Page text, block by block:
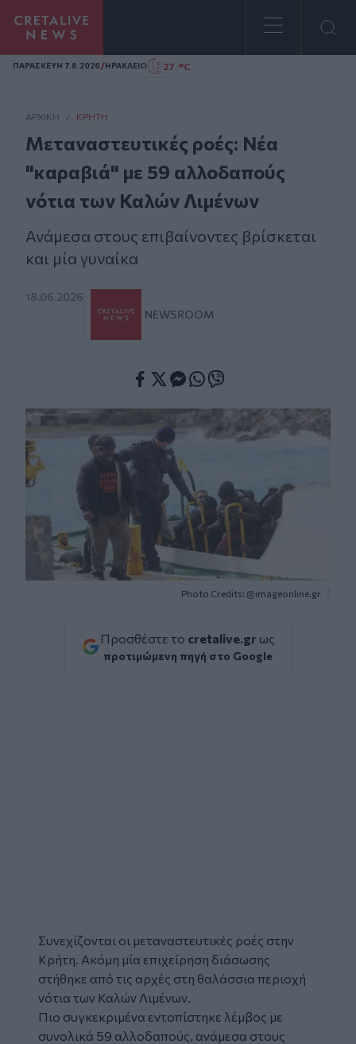
Homepage
ΠΑΡΑΣΚΕΥΗ 7.8.2026/ΗΡΑΚΛΕΙΟ 27 °C
ΑΡΧΙΚΗ / ΚΡΉΤΗ
Μεταναστευτικές ροές: Νέα
"καραβιά" με 59 αλλοδαπούς
νότια των Καλών Λιμένων
Ανάμεσα στους επιβαίνοντες βρίσκεται
και μία γυναίκα
18.06.2026
NEWSROOM
Photo Credits: @imageonline.gr
Προσθέστε το cretalive.gr ως
προτιμώμενη πηγή στο Google
Συνεχίζονται οι μεταναστευτικές ροές στην
Κρήτη. Ακόμη μία επιχείρηση διάσωσης
στήθηκε από τις αρχές στη θαλάσσια περιοχή
νότια των Καλών Λιμένων.
Πιο συγκεκριμένα εντοπίστηκε λέμβος με
συνολικά 59 αλλοδαπούς, ανάμεσα στους